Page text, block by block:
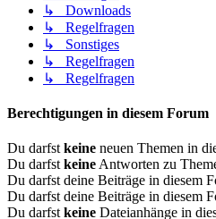
↳ Downloads
↳ Regelfragen
↳ Sonstiges
↳ Regelfragen
↳ Regelfragen
Berechtigungen in diesem Forum
Du darfstkeine neuen Themen in
Du darfstkeineAntworten zu
Du darfst deine Beiträge in diesem
Du darfst deine Beiträge in diesem
Du darfstkeine Dateianhänge in